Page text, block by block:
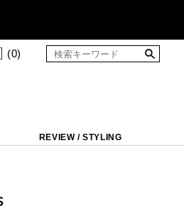
(0)
REVIEW / STYLING